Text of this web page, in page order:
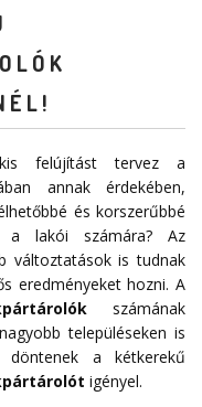
felújítást tervez a
annak érdekében,
és korszerűbbé
a lakói számára? Az
változtatások is tudnak
eredményeket hozni. A
számának
településeken is
döntenek a kétkerekű
igényel.